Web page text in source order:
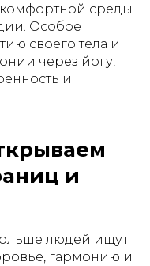
среды
Особое
своего тела и
через йогу,
и
и
людей ищут
гармонию и